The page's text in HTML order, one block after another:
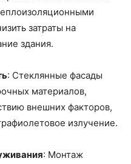
затраты на
здания.
: Стеклянные фасады
материалов,
внешних факторов,
излучение.
: Монтаж